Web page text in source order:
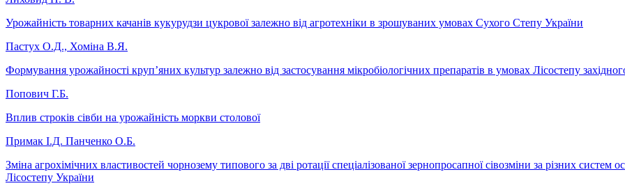
Урожайність товарних качанів кукурудзи цукрової залежно від агротехніки в зрошуваних умовах Сухого Степу України
Пастух О.Д., Хоміна В.Я.
Формування урожайності круп’яних культур залежно від застосування мікробіологічних препаратів в умовах Лісостепу
Попович Г.Б.
Вплив строків сівби на урожайність моркви столової
Примак І.Д. Панченко О.Б.
Зміна агрохімічних властивостей чорнозему типового за дві ротації спеціалізованої зернопросапної сівозміни за різних
Лісостепу України